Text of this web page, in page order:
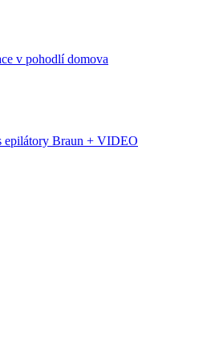
v pohodlí domova
epilátory Braun + VIDEO